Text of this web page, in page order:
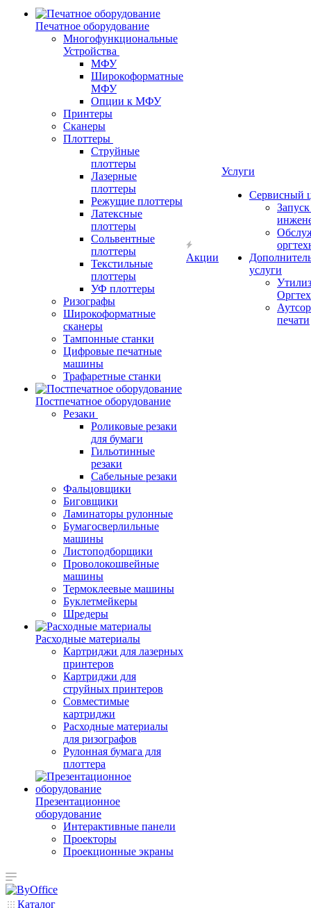
Печатное оборудование
Многофункциональные
Устройства
МФУ
Широкоформатные
МФУ
Опции к МФУ
Принтеры
Сканеры
Плоттеры
Струйные
плоттеры
Лазерные
плоттеры
Режущие плоттеры
Латексные
плоттеры
Сольвентные
плоттеры
Текстильные
плоттеры
УФ плоттеры
Ризографы
Широкоформатные
сканеры
Тампонные станки
Цифровые печатные
машины
Трафаретные станки
Постпечатное оборудование
Резаки
Роликовые резаки
для бумаги
Гильотинные
резаки
Сабельные резаки
Фальцовщики
Биговщики
Ламинаторы рулонные
Бумагосверлильные
машины
Листоподборщики
Проволокошвейные
машины
Термоклеевые машины
Буклетмейкеры
Шредеры
Расходные материалы
Картриджи для лазерных
принтеров
Картриджи для
струйных принтеров
Совместимые
картриджи
Расходные материалы
для ризографов
Рулонная бумага для
плоттера
Презентационное
оборудование
Интерактивные панели
Проекторы
Проекционные экраны
Акции
Услуги
Сервисный
услуги
печати
Каталог